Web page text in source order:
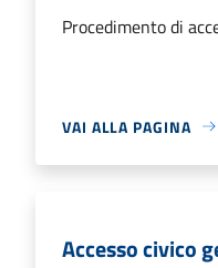
Procedimento di
VAI ALLA PAGINA
Accesso civico